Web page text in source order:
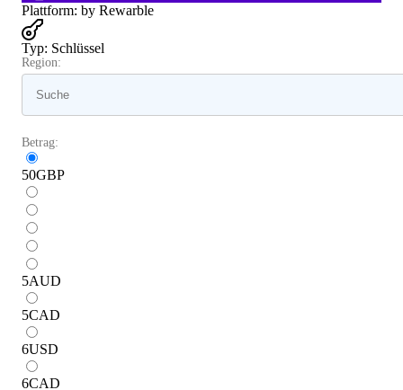
Plattform: by Rewarble
Typ: Schlüssel
Region:
Betrag:
50GBP
5AUD
5CAD
6USD
6CAD